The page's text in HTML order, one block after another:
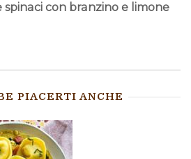
con branzino e limone
PIACERTI ANCHE